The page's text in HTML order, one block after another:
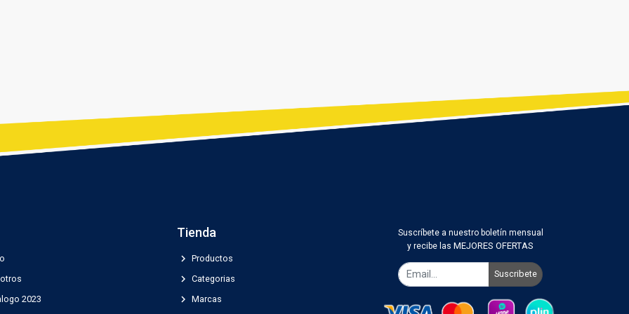
2023
Tienda
chevron_right Productos
chevron_right Categorias
chevron_right Marcas
Suscríbete a nuestro boletín mensual
y recibe las MEJORES OFERTAS
Suscribete